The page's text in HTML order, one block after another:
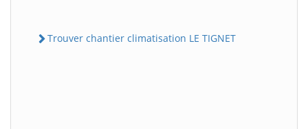
Trouver chantier climatisation LE TIGNET